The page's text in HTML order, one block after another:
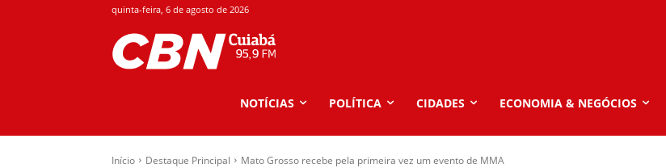
quinta-feira, 6 de agosto de 2026
NOTÍCIAS POLÍTICA CIDADES ECONOMIA & NEGÓCIOS
Início Destaque Principal Mato Grosso recebe pela primeira vez um evento de MMA